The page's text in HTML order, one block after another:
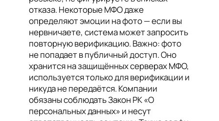
отказа. Некоторые МФО даже
определяют эмоции на фото — если вы
нервничаете, система может запросить
повторную верификацию. Важно: фото
не попадает в публичный доступ. Оно
хранится на защищённых серверах МФО,
используется только для верификации и
никуда не передаётся. Компании
обязаны соблюдать Закон РК «О
персональных данных» и несут